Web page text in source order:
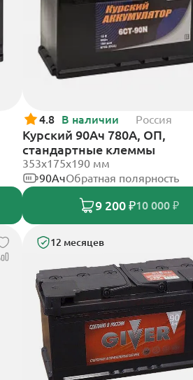
4.8 В наличии Россия
Курский 90Ач 780А, ОП,
стандартные клеммы
353x175x190 мм
90АчОбратная полярность
9 200 ₽10 000 ₽
12 месяцев